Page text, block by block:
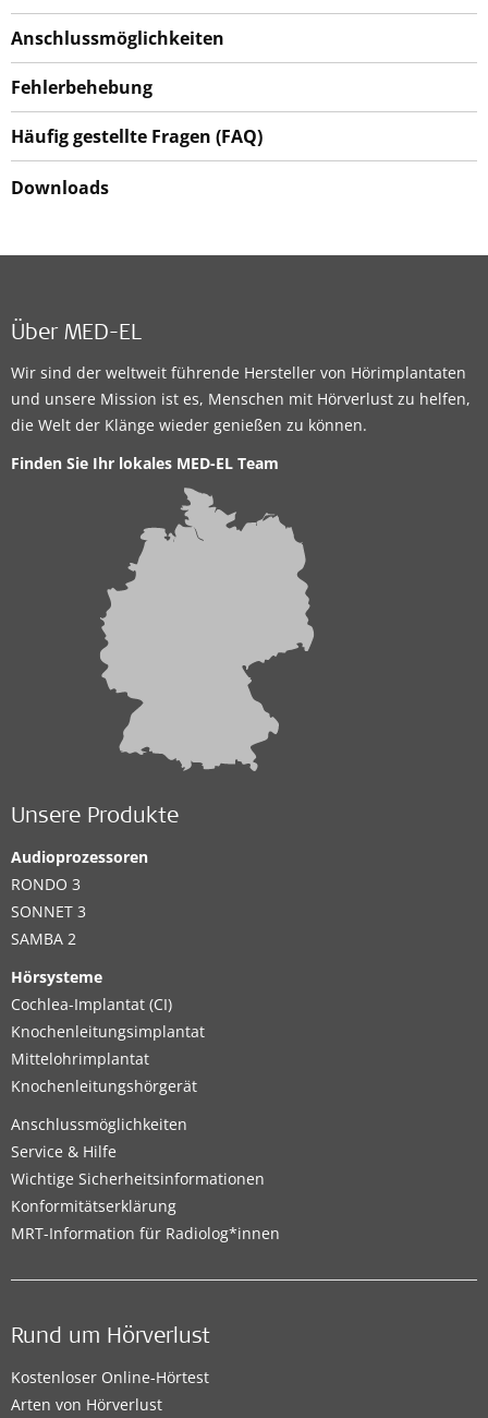
Anschlussmöglichkeiten
Fehlerbehebung
Häufig gestellte Fragen (FAQ)
Downloads
Über MED-EL
Wir sind der weltweit führende Hersteller von Hörimplantaten
und unsere Mission ist es, Menschen mit Hörverlust zu helfen,
die Welt der Klänge wieder genießen zu können.
Finden Sie Ihr lokales MED-EL Team
Unsere Produkte
Audioprozessoren
RONDO 3
SONNET 3
SAMBA 2
Hörsysteme
Cochlea-Implantat (CI)
Knochenleitungsimplantat
Mittelohrimplantat
Knochenleitungshörgerät
Anschlussmöglichkeiten
Service & Hilfe
Wichtige Sicherheitsinformationen
Konformitätserklärung
MRT-Information für Radiolog*innen
Rund um Hörverlust
Kostenloser Online-Hörtest
Arten von Hörverlust